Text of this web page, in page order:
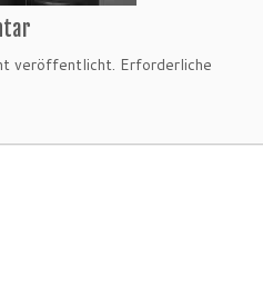
veröffentlicht. Erforderliche